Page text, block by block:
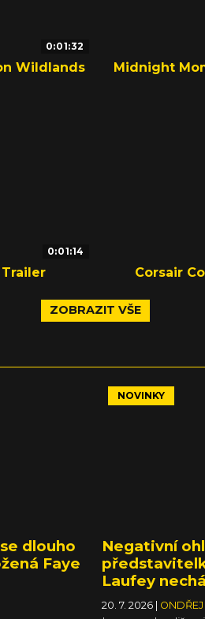
0:01:32
Wildlands
Midnight
0:01:14
Corsair
ZOBRAZIT VŠE
dlouho
Faye
NOVINKY
Negativní
Laufey
20. 7. 2026 | ONDŘEJ